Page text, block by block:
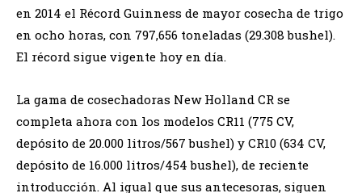
en 2014 el Récord Guinness de mayor cosecha de trigo
en ocho horas, con 797,656 toneladas (29.308 bushel).
El récord sigue vigente hoy en día.
La gama de cosechadoras New Holland CR se
completa ahora con los modelos CR11 (775 CV,
depósito de 20.000 litros/567 bushel) y CR10 (634 CV,
depósito de 16.000 litros/454 bushel), de reciente
introducción. Al igual que sus antecesoras, siguen